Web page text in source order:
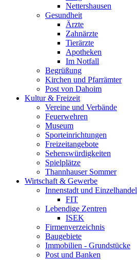
Nettershausen
Gesundheit
Ärzte
Zahnärzte
Tierärzte
Apotheken
Im Notfall
Begrüßung
Kirchen und Pfarrämter
Post von Dahoim
Kultur & Freizeit
Vereine und Verbände
Feuerwehren
Museum
Sporteinrichtungen
Freizeitangebote
Sehenswürdigkeiten
Spielplätze
Thannhauser Sommer
Wirtschaft & Gewerbe
Innenstadt und Einzelhandel
FIT
Lebendige Zentren
ISEK
Firmenverzeichnis
Baugebiete
Immobilien - Grundstücke
Post und Banken